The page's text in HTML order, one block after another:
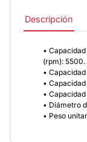
Descripción
•
(rpm): 5500.
•
•
•
• Diámetro
• Peso